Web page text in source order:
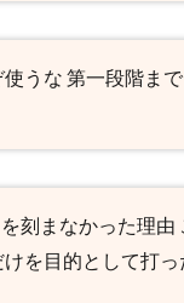
うな 第一段階ま
刻まなかった理
を目的として打っ